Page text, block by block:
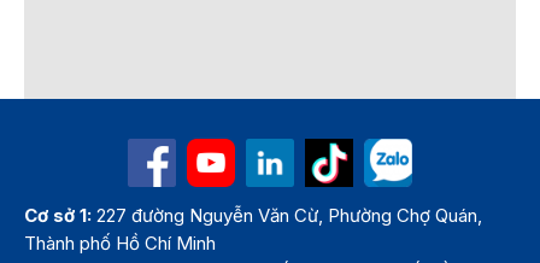
Cơ sở 1: 227 đường Nguyễn Văn Cừ, Phường Chợ Quán,
Thành phố Hồ Chí Minh